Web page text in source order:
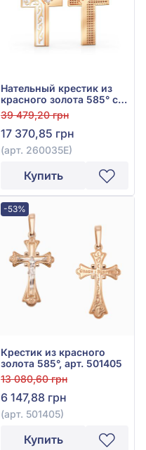
Нательный крестик из
красного золота 585° с
фианитом и эмалью, арт.
260035Е
39 479,20 грн
17 370,85 грн
(арт. 260035Е)
Купить
-53%
Крестик из красного
золота 585°, арт. 501405
13 080,60 грн
6 147,88 грн
(арт. 501405)
Купить